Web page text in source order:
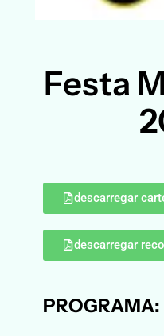
Festa
descarregar
descarregar
PROGRAMA: